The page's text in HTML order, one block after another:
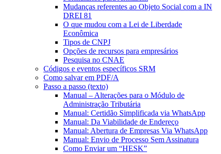
Mudanças referentes ao Objeto Social com a IN
DREI 81
O que mudou com a Lei de Liberdade
Econômica
Tipos de CNPJ
Opções de recursos para empresários
Pesquisa no CNAE
Códigos e eventos específicos SRM
Como salvar em PDF/A
Passo a passo (texto)
Manual – Alterações para o Módulo de
Administração Tributária
Manual: Certidão Simplificada via WhatsApp
Manual: Da Viabilidade de Endereço
Manual: Abertura de Empresas Via WhatsApp
Manual: Envio de Processo Sem Assinatura
Como Enviar um “HESK”